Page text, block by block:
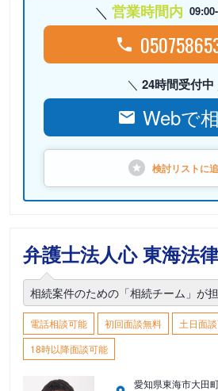
営業時間内
24時間受付中
Webで
検討リストに
弁護士法人心 東海法
相続案件のための「相続チーム」が
電話相談可能 初回面談無料
土日面
18時以降面談可能
愛知県東海市大田